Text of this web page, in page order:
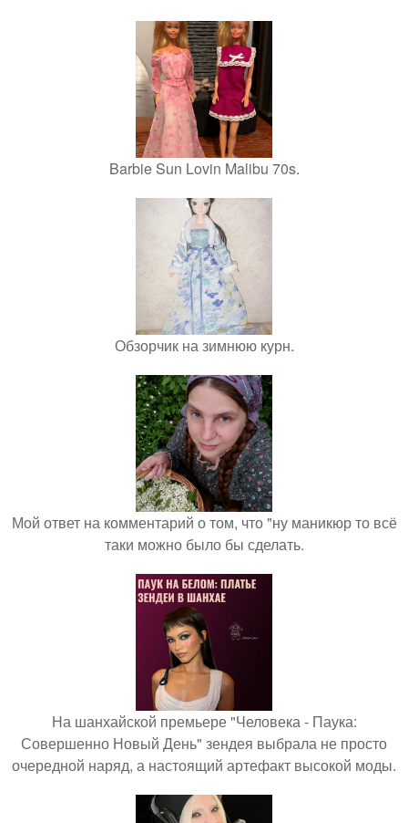
Barbie Sun Lovin Malibu 70s.
Обзорчик на зимнюю курн.
Мой ответ на комментарий о том, что "ну маникюр то всё
таки можно было бы сделать.
На шанхайской премьере "Человека - Паука:
Совершенно Новый День" зендея выбрала не просто
очередной наряд, а настоящий артефакт высокой моды.